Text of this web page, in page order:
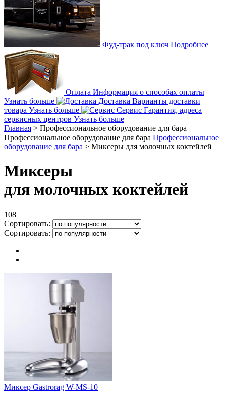
Фуд-трак под ключ Подробнее
Оплата Информация о способах оплаты
Узнать больше
Доставка Варианты доставки
товара Узнать больше Сервис Гарантия, адреса
сервисных центров Узнать больше
Главная > Профессиональное оборудование для бара
Профессиональное оборудование для бара Профессиональное
оборудование для бара > Миксеры для молочных коктейлей
Миксеры
для молочных коктейлей
108
Сортировать:
Сортировать:
Миксер Gastrorag W-MS-10